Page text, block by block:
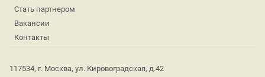
Стать партнером
Вакансии
Контакты
117534, г. Москва, ул. Кировоградская, д.42